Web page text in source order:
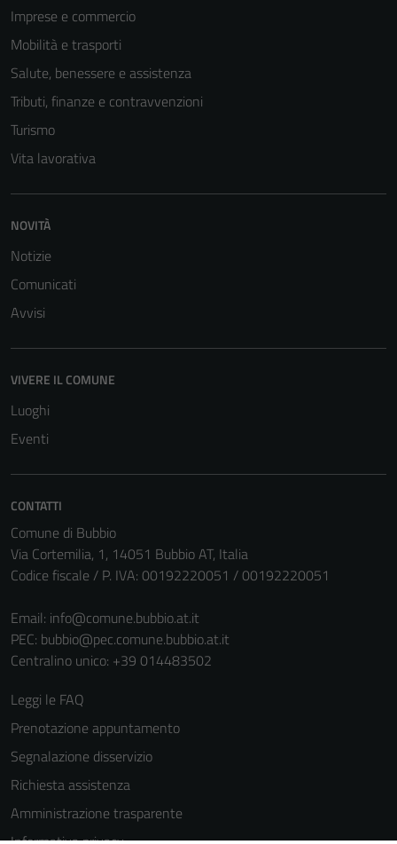
Imprese e commercio
Mobilità e trasporti
Salute, benessere e assistenza
Tributi, finanze e contravvenzioni
Turismo
Vita lavorativa
NOVITÀ
Notizie
Comunicati
Avvisi
VIVERE IL COMUNE
Luoghi
Eventi
CONTATTI
Comune di Bubbio
Via Cortemilia, 1, 14051 Bubbio AT, Italia
Codice fiscale / P. IVA: 00192220051 / 00192220051
Email: info@comune.bubbio.at.it
PEC: bubbio@pec.comune.bubbio.at.it
Centralino unico: +39 014483502
Leggi le FAQ
Prenotazione appuntamento
Segnalazione disservizio
Richiesta assistenza
Amministrazione trasparente
possono